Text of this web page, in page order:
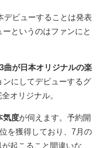
デビューすることは発表
というのはファンにと
曲が日本オリジナルの楽
ンにしてデビューするグ
オリジナル。
気度が伺えます。予約開
を獲得しており、7月の
起こること間違いな